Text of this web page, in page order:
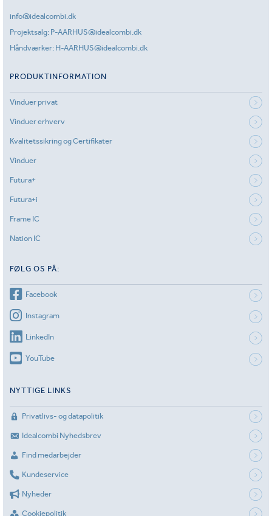
info@idealcombi.dk
Projektsalg: P-AARHUS@idealcombi.dk
Håndværker: H-AARHUS@idealcombi.dk
PRODUKTINFORMATION
Vinduer privat
Vinduer erhverv
Kvalitetssikring og Certifikater
Vinduer
Futura+
Futura+i
Frame IC
Nation IC
FØLG OS PÅ:
Facebook
Instagram
LinkedIn
YouTube
NYTTIGE LINKS
Privatlivs- og datapolitik
Idealcombi Nyhedsbrev
Find medarbejder
Kundeservice
Nyheder
Cookiepolitik